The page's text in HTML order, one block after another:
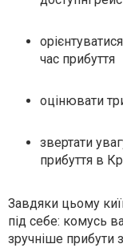
час прибуття
оцінювати
звертати
прибуття в
Завдяки цьому
під себе: комусь
зручніше прибути